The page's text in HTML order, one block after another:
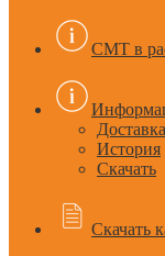
CMT в
Доставка
История
Скачать
Скачать